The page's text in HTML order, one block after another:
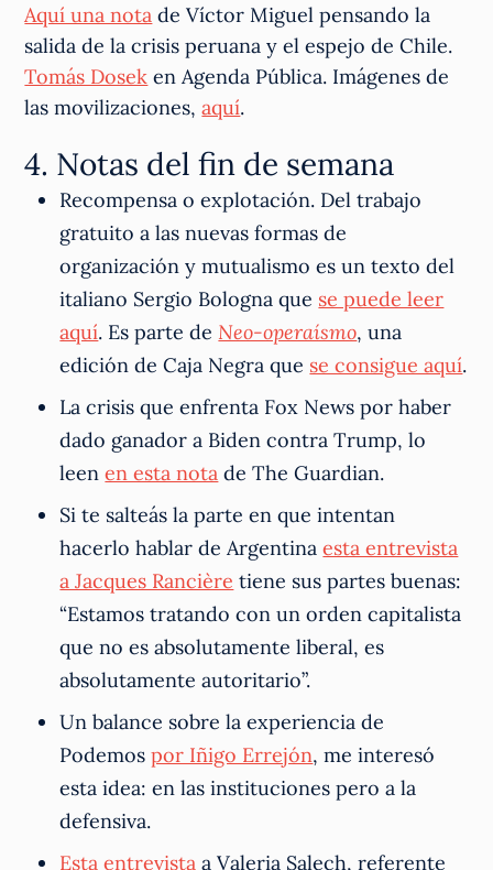
Aquí una nota de Víctor Miguel pensando la
salida de la crisis peruana y el espejo de Chile.
Tomás Dosek en Agenda Pública. Imágenes de
las movilizaciones,aquí.
4. Notas del fin de semana
Recompensa o explotación. Del trabajo
gratuito a las nuevas formas de
organización y mutualismo es un texto del
italiano Sergio Bologna que se puede leer
aquí. Es parte de Neo-operaísmo, una
edición de Caja Negra que se consigue aquí.
La crisis que enfrenta Fox News por haber
dado ganador a Biden contra Trump, lo
leenen esta nota de The Guardian.
Si te salteás la parte en que intentan
hacerlo hablar de Argentinaesta entrevista
a Jacques Rancière tiene sus partes buenas:
“Estamos tratando con un orden capitalista
que no es absolutamente liberal, es
absolutamente autoritario”.
Un balance sobre la experiencia de
Podemospor Iñigo Errejón, me interesó
esta idea: en las instituciones pero a la
defensiva.
Esta entrevista a Valeria Salech, referente